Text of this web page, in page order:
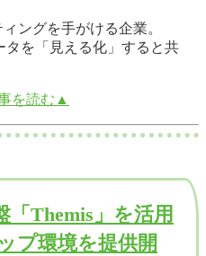
ングを手がける企業。
タを「見える化」すると共
を読む▲
「Themis」を活用
プ環境を提供開